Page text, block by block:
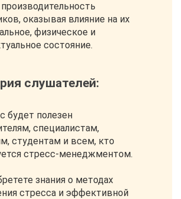
оказывая влияние на их
физическое и
состояние.
слушателей:
будет полезен
специалистам,
студентам и всем, кто
стресс-менеджментом.
знания о методах
стресса и эффективной